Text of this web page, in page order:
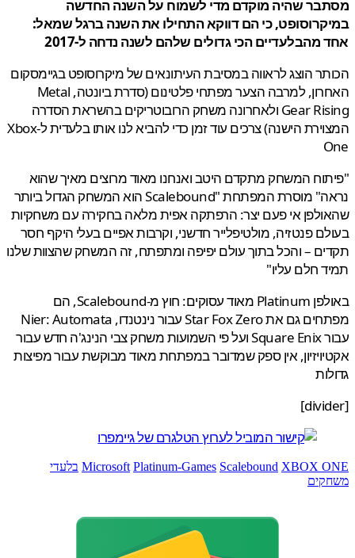
שהיה מוקדם מדי לשמוח על השנה החדשה
כי הם דווקא התחילו את השנה ברגל שמאל:
מהבלעדיים הכי גדולים שלהם לשנה נדחה ל-2017
הוצג לראווה במסיבת העיתונאים של מיקרוסופט בגיימסקום
האחרון, למרבה הצער מפתחי פלטינום (סדרת ביונטה, Metal
Gear Rising ולאחרונה משחק הרובוטריקים בהשראת הסדרה
המצוירת הישנה) צרכים עוד זמן כדי להביא לנו אותו בלעדית ל-Xbox
המשחק מתקדם היטב ואנחנו מאוד מרוצים מאיך שהוא
נראה" מוסרת המפתחת "Scalebound הוא המשחק הגדול ביותר
אי פעם יצר: הרפתקה אפית מלאה בחקירה עם משחקיות
פנטזיה, מולטיפלייר חדשני, וקרבות אפיים בעלי היקף חסר
– והכל בתוך עולם יפיפה ומתפתח, זה המשחק שהצוות שלנו
חלם עליו"
באולפן Platinum מאוד עסוקים: חוץ מ-Scalebound, הם
מפתחים גם את Star Fox Zero עבור נינטנדו, Nier: Automata
עבור Square Enix ועל פי השמועות משחק צבי הנינג'ה חדש עבור
אין ספק שמדובר במפתחת מאוד מבוקשת עבור מפיצות
Microsoft Platinum-Games Scalebound XBOX
בלעדי